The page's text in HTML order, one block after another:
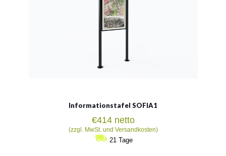
Informationstafel SOFIA1
€414 netto
(zzgl. MwSt. und Versandkosten)
21 Tage